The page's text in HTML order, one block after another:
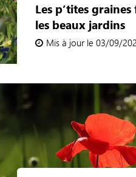
Les p’tites
les beaux jardins
Mis à jour le 03/09/